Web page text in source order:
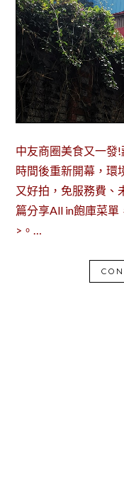
中友商圈美食又一發
時間後重新開幕，環
又好拍，免服務費、
篇分享All in飽庫菜單
>。…